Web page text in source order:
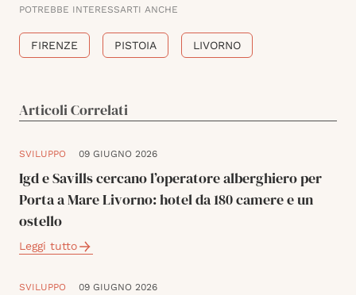
POTREBBE INTERESSARTI ANCHE
FIRENZE PISTOIA LIVORNO
Articoli Correlati
SVILUPPO 09 GIUGNO 2026
Igd e Savills cercano l’operatore alberghiero per
Porta a Mare Livorno: hotel da 180 camere e un
ostello
Leggi tutto
SVILUPPO 09 GIUGNO 2026